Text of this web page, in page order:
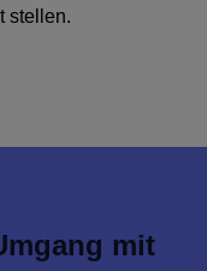
stellen.
mit